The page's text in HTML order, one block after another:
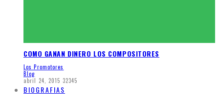
COMO GANAN DINERO LOS COMPOSITORES
Los Promotores
Blog
abril 24, 2015 32345
BIOGRAFIAS